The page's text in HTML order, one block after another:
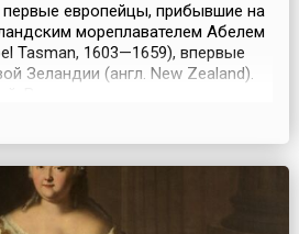
первые европейцы, прибывшие на
мореплавателем Абелем
Tasman, 1603—1659), впервые
Зеландии (англ. New Zealand).